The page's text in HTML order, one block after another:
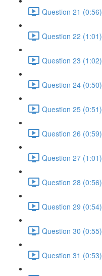
Question 21 (0:56)
Question 22 (1:01)
Question 23 (1:02)
Question 24 (0:50)
Question 25 (0:51)
Question 26 (0:59)
Question 27 (1:01)
Question 28 (0:56)
Question 29 (0:54)
Question 30 (0:55)
Question 31 (0:53)